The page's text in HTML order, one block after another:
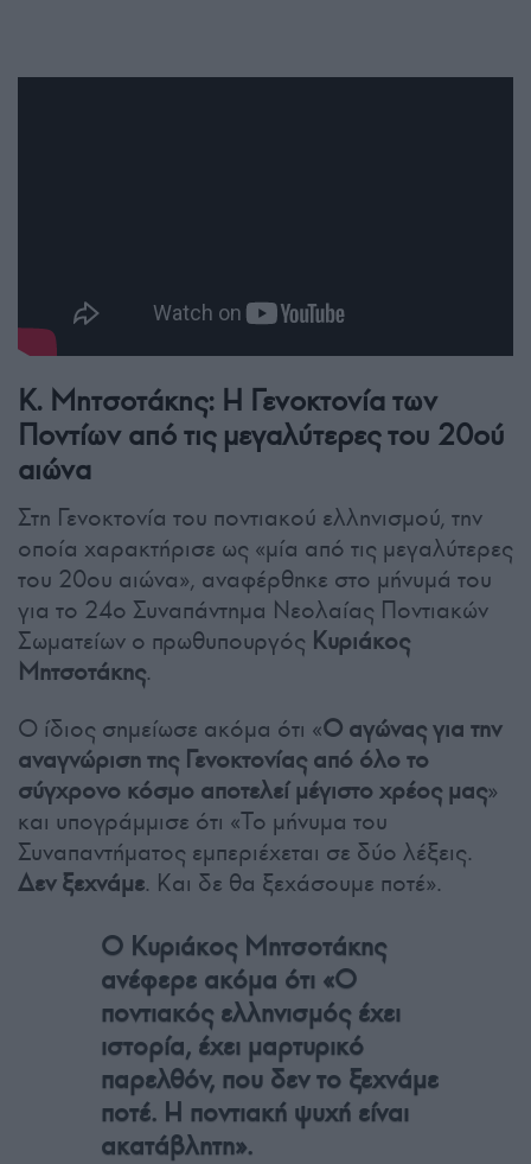
Κ. Μητσοτάκης: Η Γενοκτονία των
Ποντίων από τις μεγαλύτερες του 20ού
αιώνα
Στη Γενοκτονία του ποντιακού ελληνισμού, την
οποία χαρακτήρισε ως «μία από τις μεγαλύτερες
του 20ου αιώνα», αναφέρθηκε στο μήνυμά του
για το 24ο Συναπάντημα Νεολαίας Ποντιακών
Σωματείων ο πρωθυπουργός Κυριάκος
Μητσοτάκης.
Ο ίδιος σημείωσε ακόμα ότι «Ο αγώνας για την
αναγνώριση της Γενοκτονίας από όλο το
σύγχρονο κόσμο αποτελεί μέγιστο χρέος μας»
και υπογράμμισε ότι «Το μήνυμα του
Συναπαντήματος εμπεριέχεται σε δύο λέξεις.
Δεν ξεχνάμε. Και δε θα ξεχάσουμε ποτέ».
Ο Κυριάκος Μητσοτάκης
ανέφερε ακόμα ότι «Ο
ποντιακός ελληνισμός έχει
ιστορία, έχει μαρτυρικό
παρελθόν, που δεν το ξεχνάμε
ποτέ. Η ποντιακή ψυχή είναι
ακατάβλητη».